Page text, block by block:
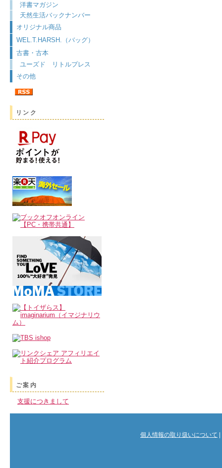
洋書マガジン
天然生活バックナンバー
オリジナル商品
WEL.T.HARSH.（バッグ）
古書・古本
ユーズド リトルプレス
その他
リンク
ご案内
支援につきまして
個人情報の取り扱いについて